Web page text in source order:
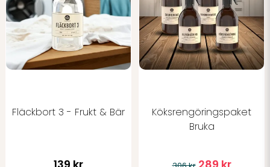
Fläckbort 3 - Frukt & Bär
Köksrengöringspaket
Bruka